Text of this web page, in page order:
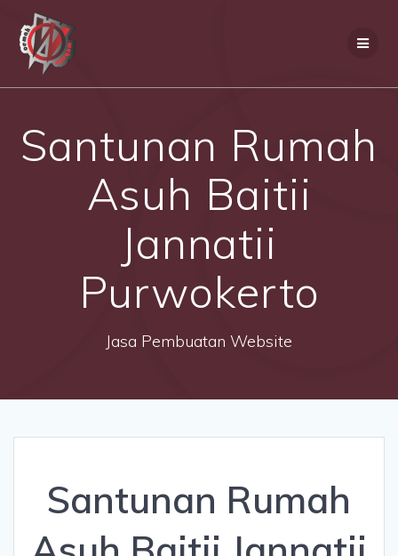
Santunan Rumah
Asuh Baitii
Jannatii
Purwokerto
Jasa Pembuatan Website
Santunan Rumah